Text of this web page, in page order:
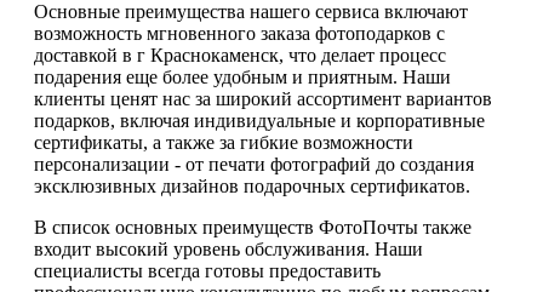
Основные преимущества нашего сервиса включают
возможность мгновенного заказа фотоподарков с
доставкой в г Краснокаменск, что делает процесс
подарения еще более удобным и приятным. Наши
клиенты ценят нас за широкий ассортимент вариантов
подарков, включая индивидуальные и корпоративные
сертификаты, а также за гибкие возможности
персонализации - от печати фотографий до создания
эксклюзивных дизайнов подарочных сертификатов.
В список основных преимуществ ФотоПочты также
входит высокий уровень обслуживания. Наши
специалисты всегда готовы предоставить